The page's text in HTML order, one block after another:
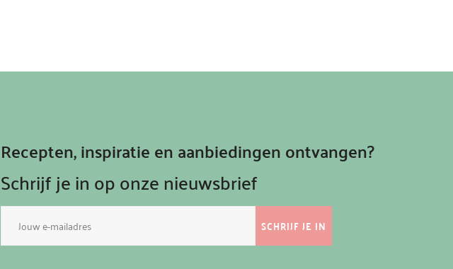
Recepten, inspiratie en aanbiedingen ontvangen?
Schrijf je in op onze nieuwsbrief
E-
mailadres